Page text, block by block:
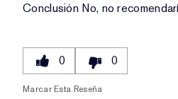
Conclusión No, no
0 0
Marcar Esta Reseña